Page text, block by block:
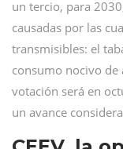
un tercio, para
causadas por las
transmisibles: el
consumo nocivo de
votación será en
un avance